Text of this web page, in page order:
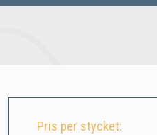
Pris per stycket: